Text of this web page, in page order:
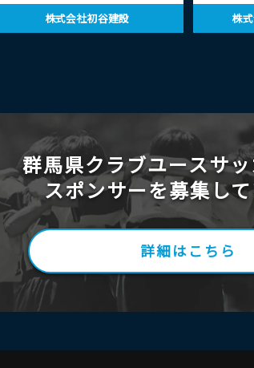
株式会社初谷建設 株
群馬県クラブユースサ
スポンサーを募集し
詳細はこちら